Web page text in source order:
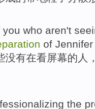
you who aren't
of Jennifer
没有在看屏幕的 人
the